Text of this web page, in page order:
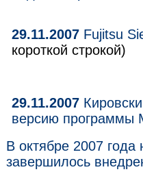
29.11.2007 Fujitsu
короткой строкой)
29.11.2007
версию программы
В октябре 2007
завершилось